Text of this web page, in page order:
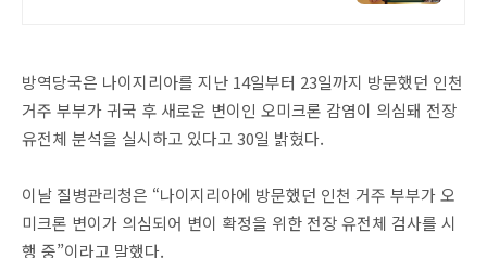
방역당국은 나이지리아를 지난 14일부터 23일까지 방문했던 인천
거주 부부가 귀국 후 새로운 변이인 오미크론 감염이 의심돼 전장
유전체 분석을 실시하고 있다고 30일 밝혔다.
이날 질병관리청은 “나이지리아에 방문했던 인천 거주 부부가 오
미크론 변이가 의심되어 변이 확정을 위한 전장 유전체 검사를 시
행 중”이라고 말했다.